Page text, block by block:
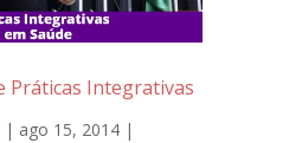
Práticas Integrativas
| ago 15, 2014 |